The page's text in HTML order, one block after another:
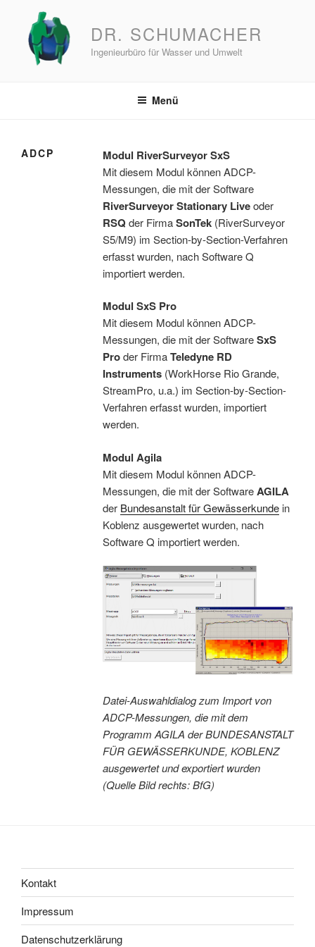
springen
DR. SCHUMACHER
Ingenieurbüro für Wasser und Umwelt
Menü
ADCP Modul RiverSurveyor SxS
Mit diesem Modul können ADCP-
Messungen, die mit der Software
RiverSurveyor Stationary Liveoder
RSQder FirmaSonTek (RiverSurveyor
S5/M9) im Section-by-Section-Verfahren
erfasst wurden, nach Software Q
importiert werden.
Modul SxS Pro
Mit diesem Modul können ADCP-
Messungen, die mit der SoftwareSxS
Proder FirmaTeledyne RD
Instruments (WorkHorse Rio Grande,
StreamPro, u.a.) im Section-by-Section-
Verfahren erfasst wurden, importiert
werden.
Modul Agila
Mit diesem Modul können ADCP-
Messungen, die mit der Software AGILA
der Bundesanstalt für Gewässerkunde in
Koblenz ausgewertet wurden, nach
Software Q importiert werden.
Datei-Auswahldialog zum Import von
ADCP-Messungen, die mit dem
Programm AGILA der BUNDESANSTALT
FÜR GEWÄSSERKUNDE, KOBLENZ
ausgewertet und exportiert wurden
(Quelle Bild rechts: BfG)
Kontakt
Impressum
Datenschutzerklärung